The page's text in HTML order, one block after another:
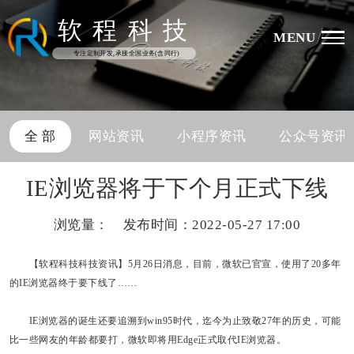
软 程 科 技
专注定制开发,承接全国业务(含同行)
MENU
全 部 网站资讯 小程序资讯 公众号资讯
IE浏览器将于下个月正式下线
浏览量： 发布时间：2022-05-27 17:00
【软程科技科技资讯】5月26日消息，目前，微软已官宣，使用了20多年
的IE浏览器终于要下线了……
IE浏览器的诞生还要追溯到win95时代，迄今为止致敬27年的历史，可能
比一些网友的年龄都要打，微软即将用Edge正式取代IE浏览器。